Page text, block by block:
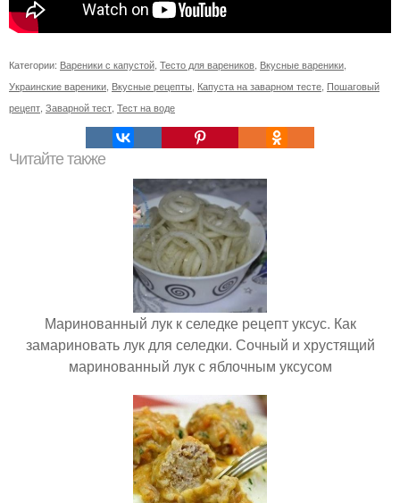
Категории: Вареники с капустой Тесто для вареников Вкусные вареники
Украинские вареники Вкусные рецепты Капуста на заварном тесте Пошаговый
рецепт Заварной тест Тест на воде
Читайте также
Маринованный лук к селедке рецепт уксус. Как
замариновать лук для селедки. Сочный и хрустящий
маринованный лук с яблочным уксусом